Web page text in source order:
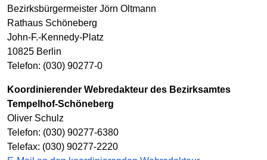
Bezirksbürgermeister Jörn Oltmann
Rathaus Schöneberg
John-F.-Kennedy-Platz
10825 Berlin
Telefon: (030) 90277-0
Koordinierender Webredakteur des Bezirksamtes
Tempelhof-Schöneberg
Oliver Schulz
Telefon: (030) 90277-6380
Telefax: (030) 90277-2220